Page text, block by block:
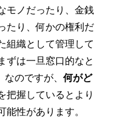
モノだったり、金銭
たり、何かの権利だ
組織として管理して
ずは一旦窓口的なと
のですが、 何がど
把握しているとより
能性があります。